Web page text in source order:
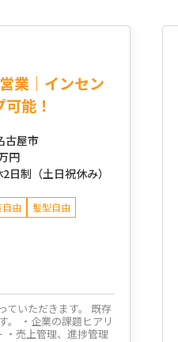
業｜インセン
能！
古屋市
円
日制（土日祝休み）
由 髪型自由
ていただきます。 既存
。 ・企業の課題ヒアリ
・売上管理、進捗管理